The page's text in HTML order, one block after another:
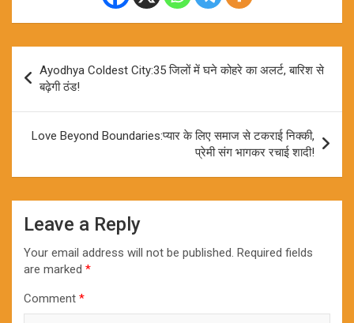
navigation
Ayodhya Coldest City:35 जिलों में घने कोहरे का अलर्ट, बारिश से
बढ़ेगी ठंड!
Love Beyond Boundaries:प्यार के लिए समाज से टकराई निक्की,
प्रेमी संग भागकर रचाई शादी!
Leave a Reply
Your email address will not be published. Required fields
are marked *
Comment *